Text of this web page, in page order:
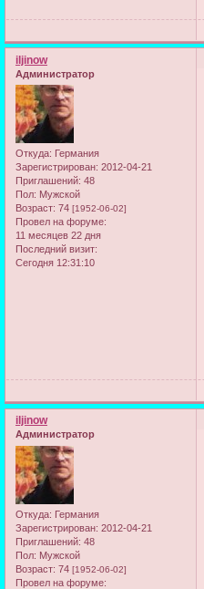
iljinow
Администратор
Откуда: Германия
Зарегистрирован: 2012-04-21
Приглашений: 48
Пол: Мужской
Возраст: 74 [1952-06-02]
Провел на форуме:
11 месяцев 22 дня
Последний визит:
Сегодня 12:31:10
iljinow
Администратор
Откуда: Германия
Зарегистрирован: 2012-04-21
Приглашений: 48
Пол: Мужской
Возраст: 74 [1952-06-02]
Провел на форуме: